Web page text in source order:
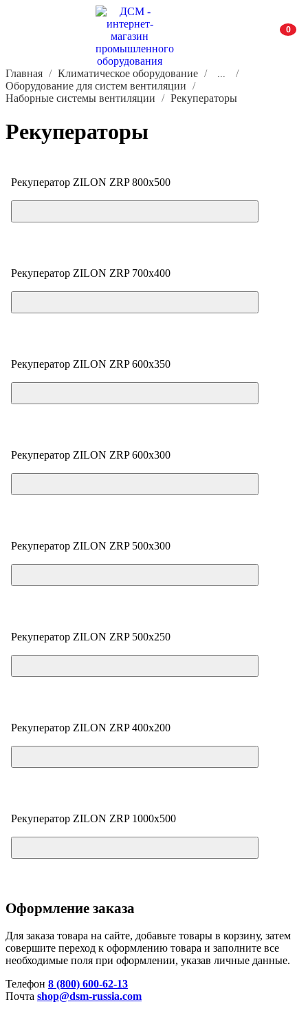
0
Главная Климатическое оборудование ...
Оборудование для систем вентиляции
Наборные системы вентиляции
Рекуператоры
Рекуператоры
Рекуператор ZILON ZRP 800x500
Цена по запросу
Рекуператор ZILON ZRP 700x400
Цена по запросу
Рекуператор ZILON ZRP 600x350
Цена по запросу
Рекуператор ZILON ZRP 600x300
Цена по запросу
Рекуператор ZILON ZRP 500x300
Цена по запросу
Рекуператор ZILON ZRP 500x250
Цена по запросу
Рекуператор ZILON ZRP 400x200
Цена по запросу
Рекуператор ZILON ZRP 1000x500
Цена по запросу
Оформление заказа
Для заказа товара на сайте, добавьте товары в корзину, затем
совершите переход к оформлению товара и заполните все
необходимые поля при оформлении, указав личные данные.
Телефон 8 (800) 600-62-13
Почта shop@dsm-russia.com